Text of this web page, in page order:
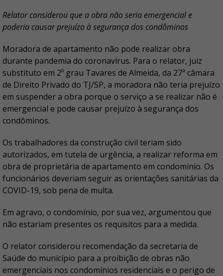
Relator considerou que a obra não seria emergencial e
poderia causar prejuízo à segurança dos condôminos
Moradora de apartamento não pode realizar obra
durante pandemia do coronavírus. Para o relator, juiz
substituto em 2º grau Tavares de Almeida, da 27ª câmara
de Direito Privado do TJ/SP, a moradora não teria prejuízo
em suspender a obra porque o serviço a se realizar não é
emergencial e pode causar prejuízo à segurança dos
condôminos.
Os trabalhadores da construção civil teriam sido
autorizados, em tutela de urgência, a realizar reforma em
obra de proprietária de apartamento em condomínio. Os
funcionários deveriam seguir as orientações sanitárias da
COVID-19, sob pena de multa.
Em agravo, o condomínio, por sua vez, argumentou que
não estariam presentes os requisitos para a medida.
O relator considerou recomendação da secretaria de
Saúde do município para a proibição de obras não
emergenciais nos condomínios residenciais e o perigo de